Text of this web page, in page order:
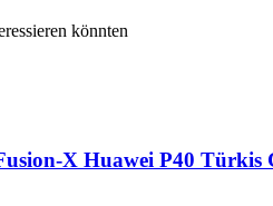
könnten
X Huawei P40 Türkis